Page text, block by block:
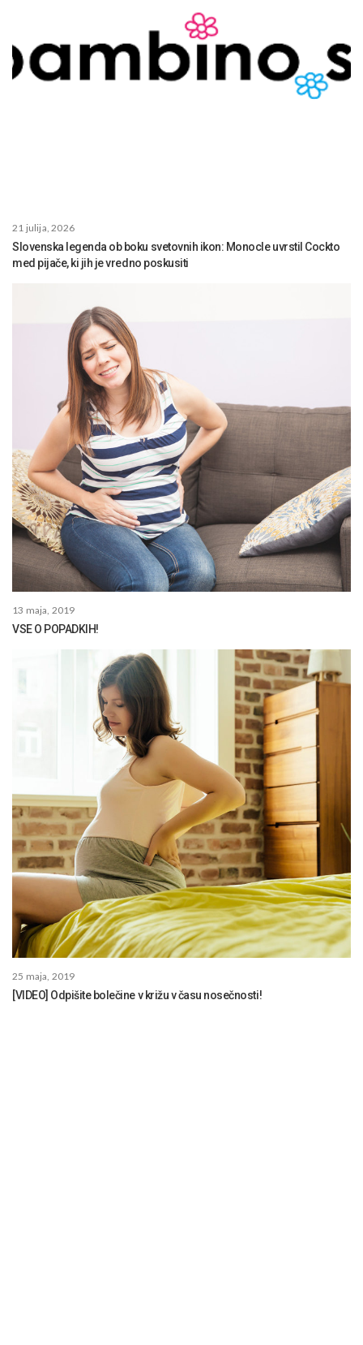
21 julija, 2026
Slovenska legenda ob boku svetovnih ikon: Monocle uvrstil Cockto
med pijače, ki jih je vredno poskusiti
13 maja, 2019
VSE O POPADKIH!
25 maja, 2019
[VIDEO] Odpišite bolečine v križu v času nosečnosti!